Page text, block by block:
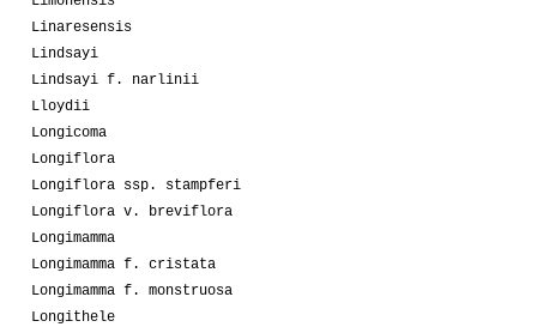
Linaresensis
Lindsayi
Lindsayi f. narlinii
Lloydii
Longicoma
Longiflora
Longiflora ssp. stampferi
Longiflora v. breviflora
Longimamma
Longimamma f. cristata
Longimamma f. monstruosa
Longithele